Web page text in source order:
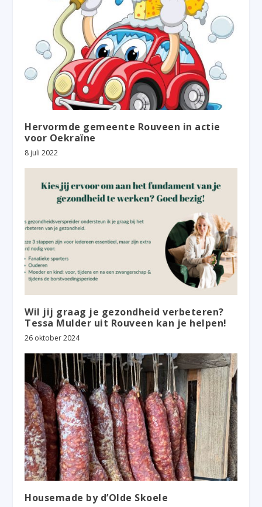
Hervormde gemeente Rouveen in actie
voor Oekraïne
8 juli 2022
Wil jij graag je gezondheid verbeteren?
Tessa Mulder uit Rouveen kan je helpen!
26 oktober 2024
Housemade by d’Olde Skoele